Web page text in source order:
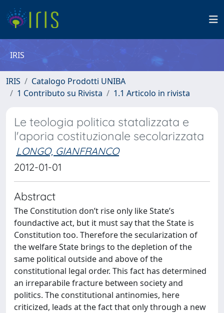
IRIS
IRIS
Catalogo Prodotti UNIBA
1 Contributo su Rivista
1.1 Articolo in rivista
Le teologia politica statalizzata e
l'aporia costituzionale secolarizzata
LONGO, GIANFRANCO
2012-01-01
Abstract
The Constitution don’t rise only like State’s
foundactive act, but it must say that the State is
Constitution too. Therefore the secularization of
the welfare State brings to the depletion of the
same political outside and above of the
constitutional legal order. This fact has determined
an irreparabile fracture between society and
politics. The constitutional antinomies, here
criticized, leads at the fact that only through a new